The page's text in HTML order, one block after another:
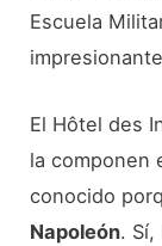
Escuela
El Hôtel des
la componen
conocido
Napoleón. Sí,